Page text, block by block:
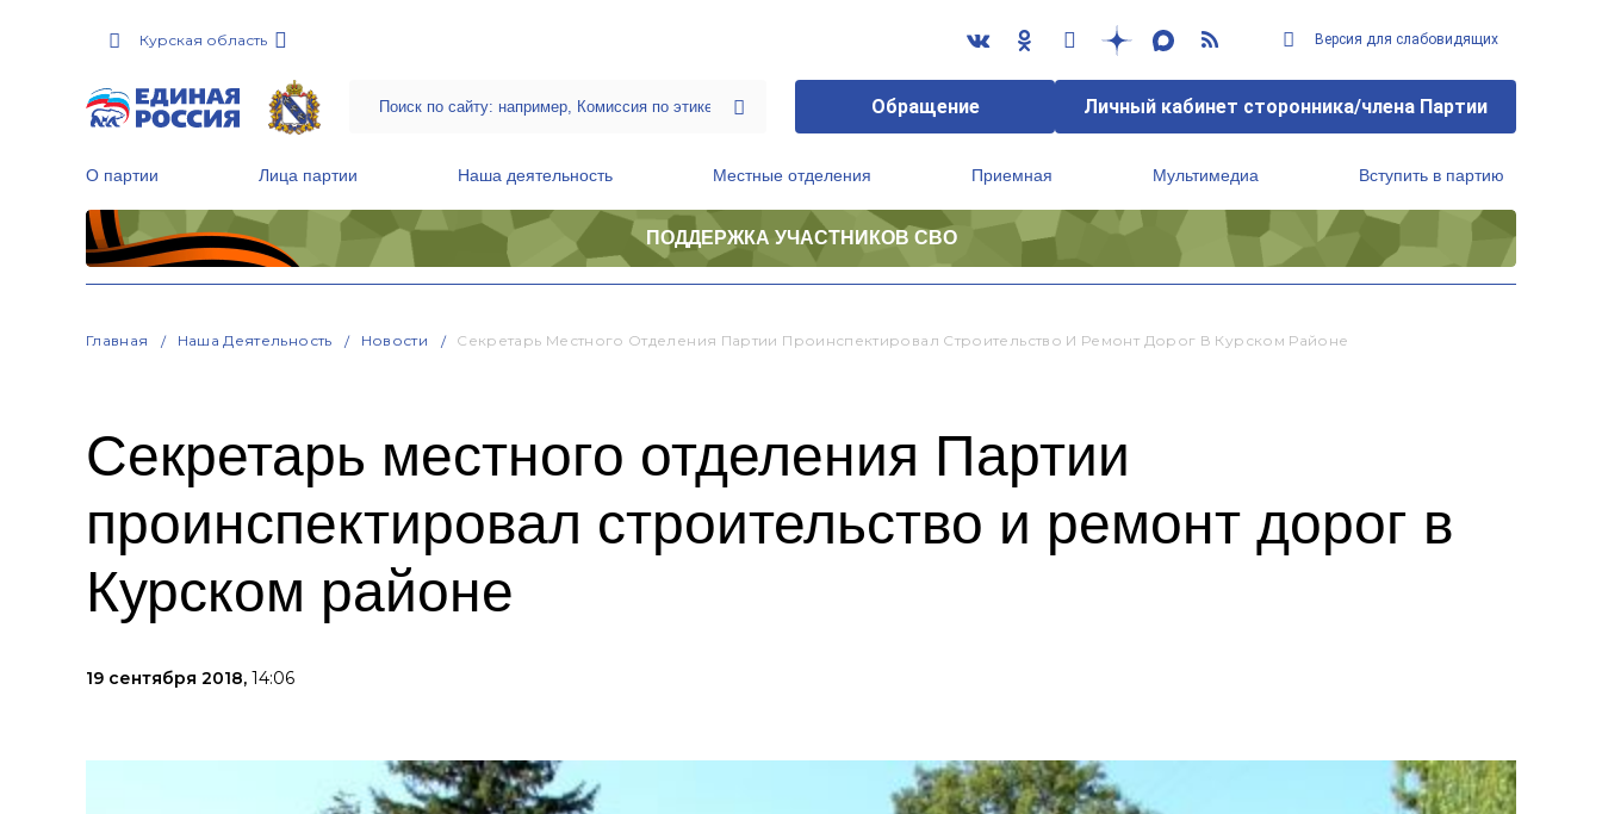
Курская область Версия для слабовидящих
Обращение Личный кабинет сторонника/члена Партии
О партии Лица партии Наша деятельность Местные отделения Приемная Мультимедиа Вступить в партию
ПОДДЕРЖКА УЧАСТНИКОВ СВО
Главная Наша Деятельность Новости Секретарь Местного Отделения Партии Проинспектировал Строительство И Ремонт Дорог В Курском Районе
Секретарь местного отделения Партии
проинспектировал строительство и ремонт дорог в
Курском районе
19 сентября 2018, 14:06